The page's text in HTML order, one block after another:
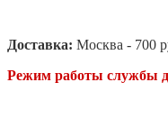
Доставка: Москва - 700
Режим работы службы